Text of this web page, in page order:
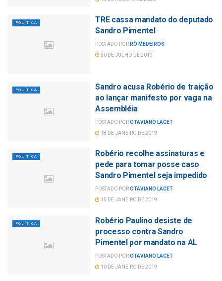
POLÍTICA
TRE cassa mandato do deputado
Sandro Pimentel
POSTADO POR RÔ MEDEIROS
30 DE JULHO DE 2019
POLÍTICA
Sandro acusa Robério de traição
ao lançar manifesto por vaga na
Assembléia
POSTADO POROTAVIANO LACET
18 DE JANEIRO DE 2019
POLÍTICA
Robério recolhe assinaturas e
pede para tomar posse caso
Sandro Pimentel seja impedido
POSTADO POROTAVIANO LACET
15 DE JANEIRO DE 2019
POLÍTICA
Robério Paulino desiste de
processo contra Sandro
Pimentel por mandato na AL
POSTADO POROTAVIANO LACET
10 DE JANEIRO DE 2019